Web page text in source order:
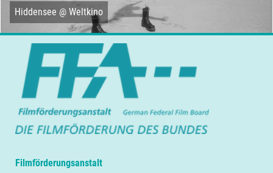
Hiddensee @ Weltkino
Filmförderungsanstalt